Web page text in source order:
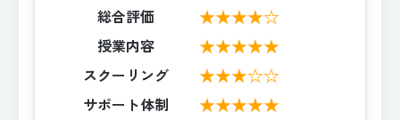
総合評価 ★★★★☆
授業内容 ★★★★★
スクーリング ★★★☆☆
サポート体制 ★★★★★